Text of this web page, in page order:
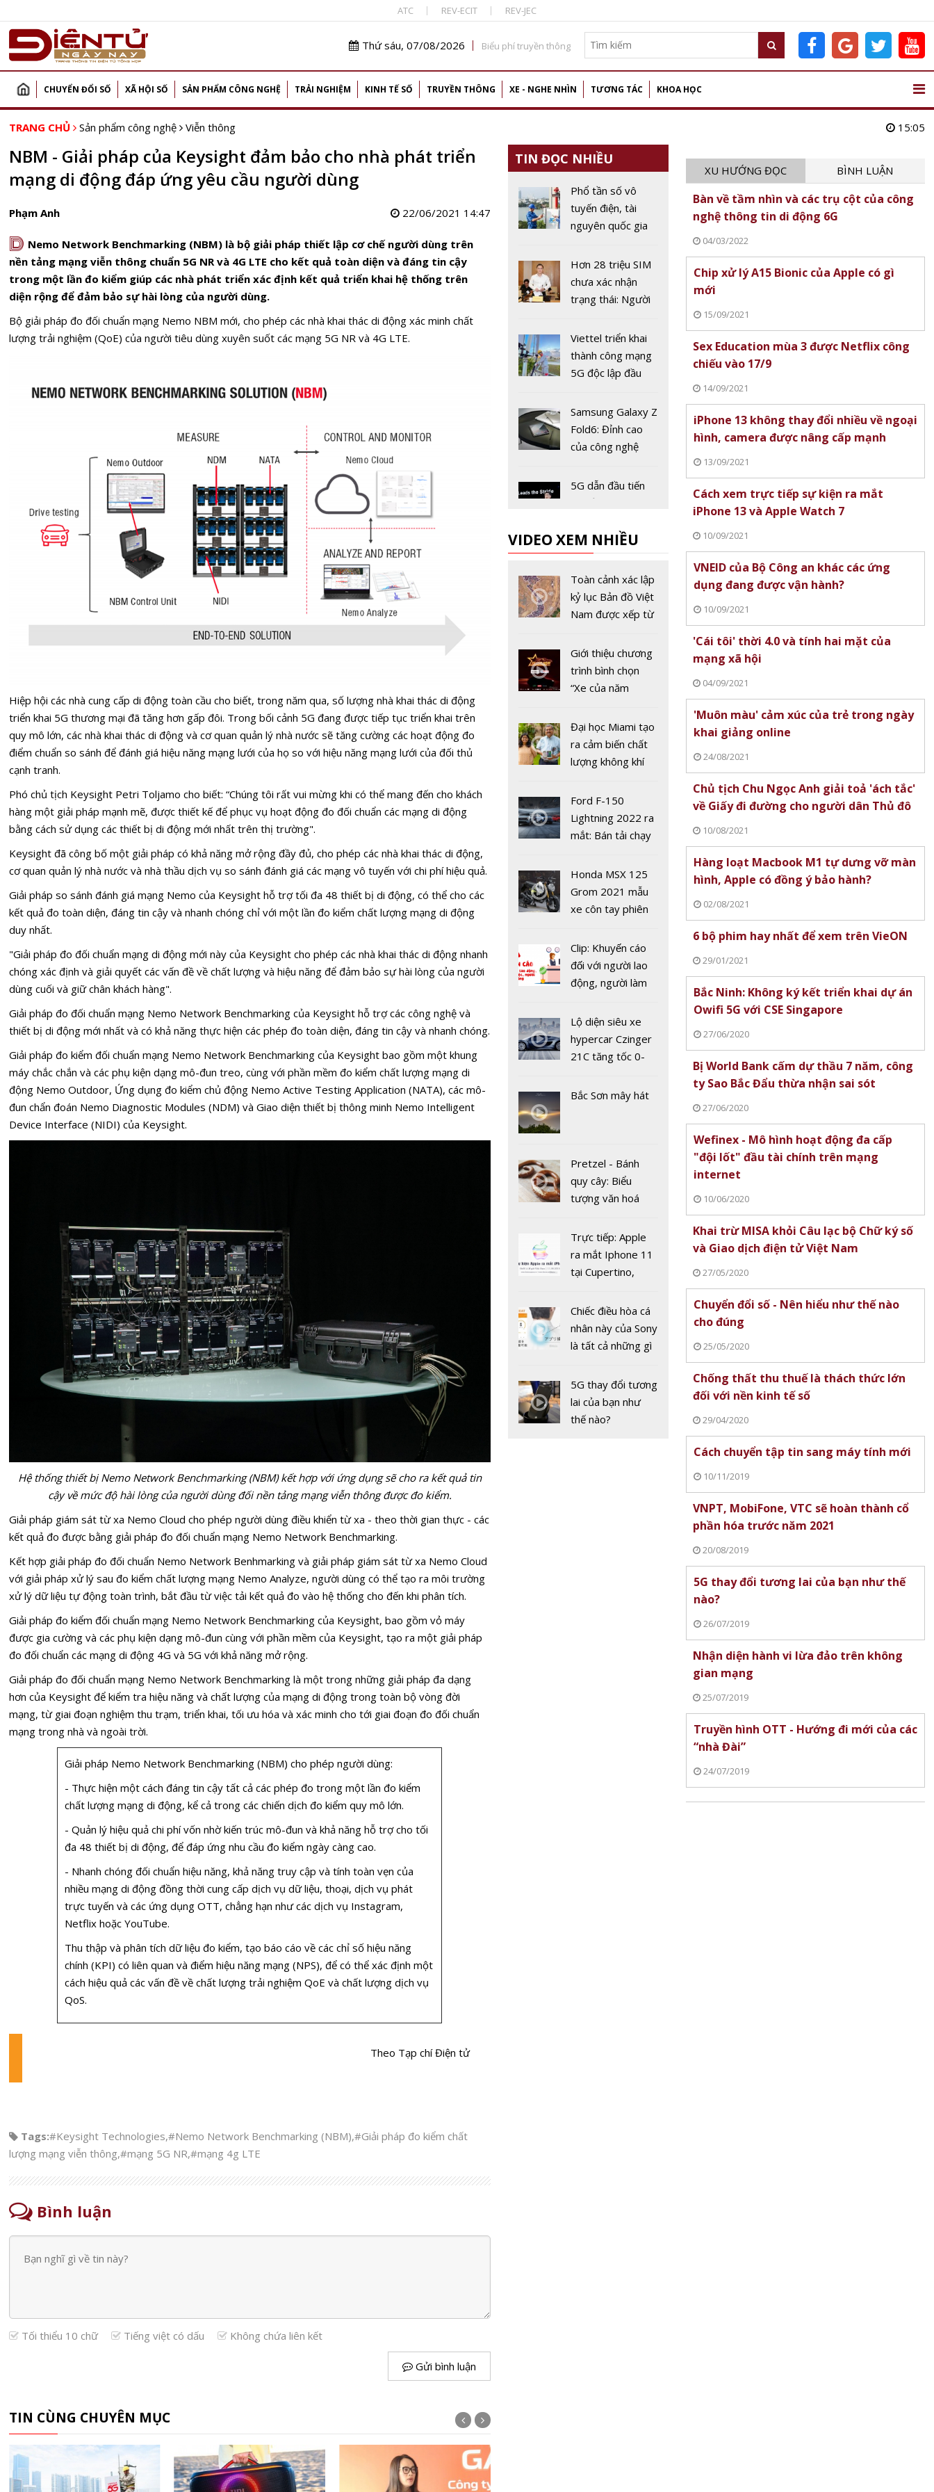
ATC REV-ECIT REV-JEC
Thứ sáu, 07/08/2026 Biểu phí truyền thông
CHUYỂN ĐỔI SỐ XÃ HỘI SỐ SẢN PHẨM CÔNG NGHỆ TRẢI NGHIỆM KINH TẾ SỐ TRUYỀN THÔNG XE - NGHE NHÌN TƯƠNG TÁC KHOA HỌC
TRANG CHỦ Sản phẩm công nghệ Viễn thông 15:05
NBM - Giải pháp của Keysight đảm bảo cho nhà phát triển
mạng di động đáp ứng yêu cầu người dùng
Phạm Anh 22/06/2021 14:47
D Nemo Network Benchmarking (NBM) là bộ giải pháp thiết lập cơ chế người dùng trên
nền tảng mạng viễn thông chuẩn 5G NR và 4G LTE cho kết quả toàn diện và đáng tin cậy
trong một lần đo kiểm giúp các nhà phát triển xác định kết quả triển khai hệ thống trên
diện rộng để đảm bảo sự hài lòng của người dùng.
Bộ giải pháp đo đối chuẩn mạng Nemo NBM mới, cho phép các nhà khai thác di động xác minh chất
lượng trải nghiệm (QoE) của người tiêu dùng xuyên suốt các mạng 5G NR và 4G LTE.
Hiệp hội các nhà cung cấp di động toàn cầu cho biết, trong năm qua, số lượng nhà khai thác di động
triển khai 5G thương mại đã tăng hơn gấp đôi. Trong bối cảnh 5G đang được tiếp tục triển khai trên
quy mô lớn, các nhà khai thác di động và cơ quan quản lý nhà nước sẽ tăng cường các hoạt động đo
điểm chuẩn so sánh để đánh giá hiệu năng mạng lưới của họ so với hiệu năng mạng lưới của đối thủ
cạnh tranh.
Phó chủ tịch Keysight Petri Toljamo cho biết: “Chúng tôi rất vui mừng khi có thể mang đến cho khách
hàng một giải pháp mạnh mẽ, được thiết kế để phục vụ hoạt động đo đối chuẩn các mạng di động
bằng cách sử dụng các thiết bị di động mới nhất trên thị trường".
Keysight đã công bố một giải pháp có khả năng mở rộng đầy đủ, cho phép các nhà khai thác di động,
cơ quan quản lý nhà nước và nhà thầu dịch vụ so sánh đánh giá các mạng vô tuyến với chi phí hiệu quả.
Giải pháp so sánh đánh giá mạng Nemo của Keysight hỗ trợ tối đa 48 thiết bị di động, có thể cho các
kết quả đo toàn diện, đáng tin cậy và nhanh chóng chỉ với một lần đo kiểm chất lượng mạng di động
duy nhất.
"Giải pháp đo đối chuẩn mạng di động mới này của Keysight cho phép các nhà khai thác di động nhanh
chóng xác định và giải quyết các vấn đề về chất lượng và hiệu năng để đảm bảo sự hài lòng của người
dùng cuối và giữ chân khách hàng".
Giải pháp đo đối chuẩn mạng Nemo Network Benchmarking của Keysight hỗ trợ các công nghệ và
thiết bị di động mới nhất và có khả năng thực hiện các phép đo toàn diện, đáng tin cậy và nhanh chóng.
Giải pháp đo kiểm đối chuẩn mạng Nemo Network Benchmarking của Keysight bao gồm một khung
máy chắc chắn và các phụ kiện dạng mô-đun treo, cùng với phần mềm đo kiểm chất lượng mạng di
động Nemo Outdoor, Ứng dụng đo kiểm chủ động Nemo Active Testing Application (NATA), các mô-
đun chẩn đoán Nemo Diagnostic Modules (NDM) và Giao diện thiết bị thông minh Nemo Intelligent
Device Interface (NIDI) của Keysight.
Hệ thống thiết bị Nemo Network Benchmarking (NBM) kết hợp với ứng dụng sẽ cho ra kết quả tin
cậy về mức độ hài lòng của người dùng đối nền tảng mạng viễn thông được đo kiểm.
Giải pháp giám sát từ xa Nemo Cloud cho phép người dùng điều khiển từ xa - theo thời gian thực - các
kết quả đo được bằng giải pháp đo đối chuẩn mạng Nemo Network Benchmarking.
Kết hợp giải pháp đo đối chuẩn Nemo Network Benhmarking và giải pháp giám sát từ xa Nemo Cloud
với giải pháp xử lý sau đo kiểm chất lượng mạng Nemo Analyze, người dùng có thể tạo ra môi trường
xử lý dữ liệu tự động toàn trình, bắt đầu từ việc tải kết quả đo vào hệ thống cho đến khi phân tích.
Giải pháp đo kiểm đối chuẩn mạng Nemo Network Benchmarking của Keysight, bao gồm vỏ máy
được gia cường và các phụ kiện dạng mô-đun cùng với phần mềm của Keysight, tạo ra một giải pháp
đo đối chuẩn các mạng di động 4G và 5G với khả năng mở rộng.
Giải pháp đo đối chuẩn mạng Nemo Network Benchmarking là một trong những giải pháp đa dạng
hơn của Keysight để kiểm tra hiệu năng và chất lượng của mạng di động trong toàn bộ vòng đời
mạng, từ giai đoạn nghiệm thu trạm, triển khai, tối ưu hóa và xác minh cho tới giai đoạn đo đối chuẩn
mạng trong nhà và ngoài trời.
Giải pháp Nemo Network Benchmarking (NBM) cho phép người dùng:
- Thực hiện một cách đáng tin cậy tất cả các phép đo trong một lần đo kiểm
chất lượng mạng di động, kể cả trong các chiến dịch đo kiểm quy mô lớn.
- Quản lý hiệu quả chi phí vốn nhờ kiến trúc mô-đun và khả năng hỗ trợ cho tối
đa 48 thiết bị di động, để đáp ứng nhu cầu đo kiểm ngày càng cao.
- Nhanh chóng đối chuẩn hiệu năng, khả năng truy cập và tính toàn vẹn của
nhiều mạng di động đồng thời cung cấp dịch vụ dữ liệu, thoại, dịch vụ phát
trực tuyến và các ứng dụng OTT, chẳng hạn như các dịch vụ Instagram,
Netflix hoặc YouTube.
Thu thập và phân tích dữ liệu đo kiểm, tạo báo cáo về các chỉ số hiệu năng
chính (KPI) có liên quan và điểm hiệu năng mạng (NPS), để có thể xác định một
cách hiệu quả các vấn đề về chất lượng trải nghiệm QoE và chất lượng dịch vụ
QoS.
Theo Tạp chí Điện tử
Tags:#Keysight Technologies,#Nemo Network Benchmarking (NBM),#Giải pháp đo kiểm chất
lượng mạng viễn thông,#mạng 5G NR,#mạng 4g LTE
Bình luận
Tối thiểu 10 chữ Tiếng việt có dấu Không chứa liên kết
Gửi bình luận
TIN CÙNG CHUYÊN MỤC
TIN ĐỌC NHIỀU
Phổ tần số vô
tuyến điện, tài
nguyên quốc gia
kinh tế số
Hơn 28 triệu SIM
chưa xác nhận
trạng thái: Người
trước ngày bị
khóa chiều gọi
Viettel triển khai
thành công mạng
5G độc lập đầu
Samsung Galaxy Z
Fold6: Đỉnh cao
của công nghệ
5G dẫn đầu tiến
bộ của tương lai
thương hiệu viễn
thông ĐNA với giá
trị đạt 5,8 tỷ USD,
Keysight
ấn tiên phong
trong kiểm thử
mạng 5G của thế
Giải pháp mới cho
hàng từ tổng đài
tự động tương
tác bằng giọng
5G mang lại giá trị
300 triệu USD mỗi
năm cho các nhà
Nâng cao chất
lượng thông tin di
động
VIDEO XEM NHIỀU
Toàn cảnh xác lập
kỷ lục Bản đồ Việt
Nam được xếp từ
năm 2022
Giới thiệu chương
trình bình chọn
“Xe của năm
Đại học Miami tạo
ra cảm biến chất
lượng không khí
19
Ford F-150
Lightning 2022 ra
mắt: Bán tải chạy
chưa đến 40 nghìn
USD
Honda MSX 125
Grom 2021 mẫu
xe côn tay phiên
Clip: Khuyến cáo
đối với người lao
động, người làm
hàng tại khu dịch
vụ trong dịch
Covid-19
Lộ diện siêu xe
hypercar Czinger
21C tăng tốc 0-
2 giây
Bắc Sơn mây hát
Pretzel - Bánh
quy cây: Biểu
tượng văn hoá
tranh cãi về nguồn
gốc
Trực tiếp: Apple
ra mắt Iphone 11
tại Cupertino,
Chiếc điều hòa cá
nhân này của Sony
là tất cả những gì
sót qua mùa hè
nóng nực
5G thay đổi tương
lai của bạn như
thế nào?
XU HƯỚNG ĐỌC BÌNH LUẬN
Bàn về tầm nhìn và các trụ cột của công
nghệ thông tin di động 6G
04/03/2022
Chip xử lý A15 Bionic của Apple có gì
mới
15/09/2021
Sex Education mùa 3 được Netflix công
chiếu vào 17/9
14/09/2021
iPhone 13 không thay đổi nhiều về ngoại
hình, camera được nâng cấp mạnh
13/09/2021
Cách xem trực tiếp sự kiện ra mắt
iPhone 13 và Apple Watch 7
10/09/2021
VNEID của Bộ Công an khác các ứng
dụng đang được vận hành?
10/09/2021
'Cái tôi' thời 4.0 và tính hai mặt của
mạng xã hội
04/09/2021
'Muôn màu' cảm xúc của trẻ trong ngày
khai giảng online
24/08/2021
Chủ tịch Chu Ngọc Anh giải toả 'ách tắc'
về Giấy đi đường cho người dân Thủ đô
10/08/2021
Hàng loạt Macbook M1 tự dưng vỡ màn
hình, Apple có đồng ý bảo hành?
02/08/2021
6 bộ phim hay nhất để xem trên VieON
29/01/2021
Bắc Ninh: Không ký kết triển khai dự án
Owifi 5G với CSE Singapore
27/06/2020
Bị World Bank cấm dự thầu 7 năm, công
ty Sao Bắc Đẩu thừa nhận sai sót
27/06/2020
Wefinex - Mô hình hoạt động đa cấp
"đội lốt" đầu tài chính trên mạng
internet
10/06/2020
Khai trừ MISA khỏi Câu lạc bộ Chữ ký số
và Giao dịch điện tử Việt Nam
27/05/2020
Chuyển đổi số - Nên hiểu như thế nào
cho đúng
25/05/2020
Chống thất thu thuế là thách thức lớn
đối với nền kinh tế số
29/04/2020
Cách chuyển tập tin sang máy tính mới
10/11/2019
VNPT, MobiFone, VTC sẽ hoàn thành cổ
phần hóa trước năm 2021
20/08/2019
5G thay đổi tương lai của bạn như thế
nào?
26/07/2019
Nhận diện hành vi lừa đảo trên không
gian mạng
25/07/2019
Truyền hình OTT - Hướng đi mới của các
“nhà Đài”
24/07/2019